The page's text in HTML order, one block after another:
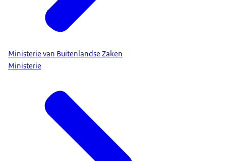
Ministerie van Buitenlandse Zaken
Ministerie